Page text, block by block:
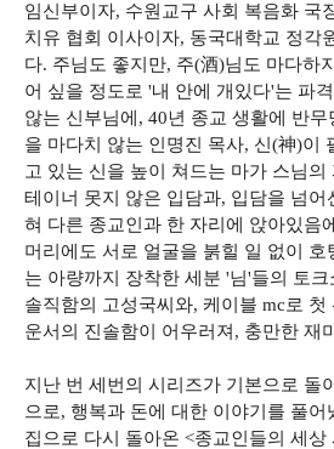
임신부이자, 수원교구 사회 복음화 국
치유 협회 이사이자, 동국대학교 정각
다. 주님도 좋지만, 주(酒)님도 마다하
어 싶을 정도로 '내 안에 개있다'는 파
않는 신부님에, 40년 종교 생활에 반
을 마다치 않는 인명진 목사, 신(神)이
고 있는 신을 높이 쳐드는 마가 스님의
테이너 못지 않은 입담과, 입담을 넘어
혀 다른 종교인과 한 자리에 앉아있음
머리에도 서로 얼굴을 붉힐 일 없이 호
는 아량까지 장착한 세분 '님'들의 토
솔직함의 고성국씨와, 케이블 mc로
운서의 진솔함이 어우러져, 충만한 재
지난 번 세번의 시리즈가 기본으로 돌
으로, 행복과 돈에 대한 이야기를 풀
집으로 다시 돌아온 <종교인들의 세상